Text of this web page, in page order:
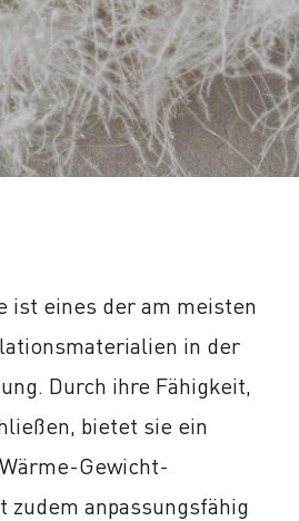
ist eines der am meisten
in der
Durch ihre Fähigkeit,
bietet sie ein
Gewicht-
zudem anpassungsfähig